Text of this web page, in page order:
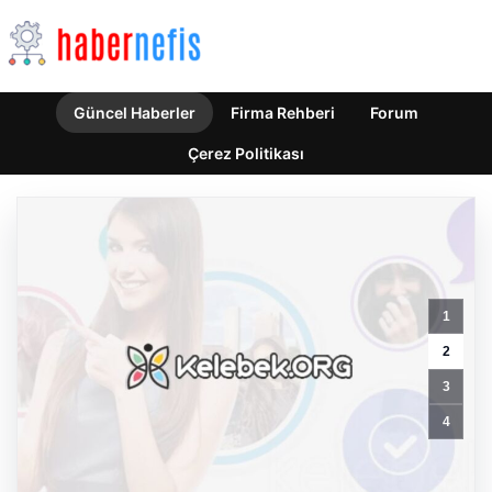
Güncel Haberler Firma Rehberi Forum
Çerez Politikası
1
2
3
4
Futbolcu